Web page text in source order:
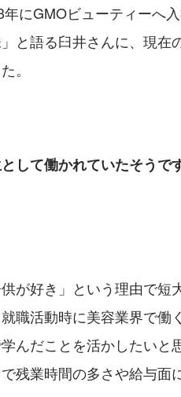
にGMOビューティーへ
と語る臼井さんに、現在
。
して働かれていたそうで
が好き」という理由で短
職活動時に美容業界で働
んだことを活かしたいと
残業時間の多さや給与面